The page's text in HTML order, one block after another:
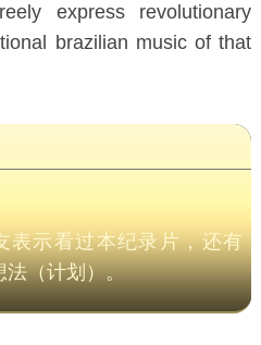
express revolutionary
brazilian music of that
表示看过本纪录片，还有
法（计划）。